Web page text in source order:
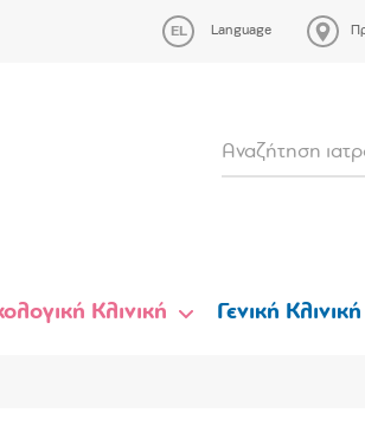
Language
Κλινική Γενική Κλινική